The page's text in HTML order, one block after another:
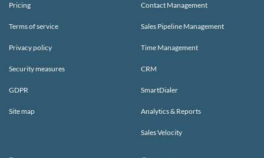
Pricing
Terms of service
Privacy policy
Security measures
GDPR
Site map
Contact Management
Sales Pipeline Management
Time Management
CRM
SmartDialer
Analytics & Reports
Sales Velocity